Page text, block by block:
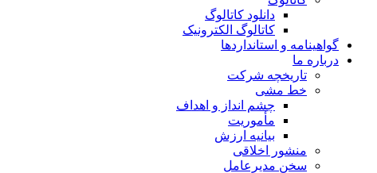
دانلود کاتالوگ
کاتالوگ الکترونیک
گواهینامه و استانداردها
درباره ما
تاریخچه شرکت
خط مشی
چشم انداز و اهداف
مأموریت
بیانیه ارزش
منشور اخلاقی
سخن مدیرعامل